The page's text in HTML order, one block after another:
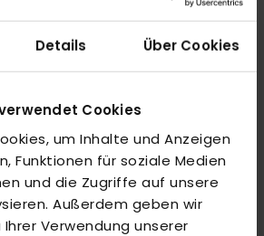
Details Über Cookies
Cookies
um Inhalte und Anzeigen
Funktionen für soziale Medien
und die Zugriffe auf unsere
Außerdem geben wir
Verwendung unserer
Women navy blue/white